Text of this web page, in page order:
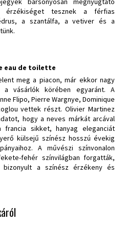
érzékiséget tesznek a férfias
a szantálfa, a vetiver és a
eau de toilette
meg a piacon, már ekkor nagy
vásárlók körében egyaránt. A
Flipo, Pierre Wargnye, Dominique
vettek részt. Olivier Martinez
hogy a neves márkát arcával
francia sikket, hanyag eleganciát
külsejű színész hosszú évekig
A művészi színvonalon
fehér színvilágban forgatták,
bizonyult a színész érzékeny és